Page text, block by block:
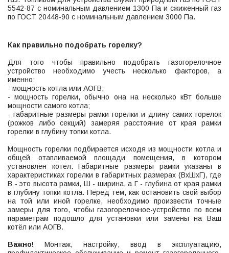
5542-87 с номинальным давлением 1300 Па и сжиженный газ
по ГОСТ 20448-90 с номинальным давлением 3000 Па.
Как правильно подобрать горелку?
Для того чтобы правильно подобрать газогорелочное
устройство необходимо учесть несколько факторов, а
именно:
- мощность котла или АОГВ;
- мощность горелки, обычно она на несколько кВт больше
мощности самого котла;
- габаритные размеры рамки горелки и длину самих горелок
(рожков либо секций) замеряя расстояние от края рамки
горелки в глубину топки котла.
Мощность горелки подбирается исходя из мощности котла и
общей отапливаемой площади помещения, в котором
установлен котёл. Габаритные размеры рамки указаны в
характеристиках горелки в габаритных размерах (ВхШхГ), где
В - это высота рамки, Ш - ширина, а Г - глубина от края рамки
в глубину топки котла. Перед тем, как остановить свой выбор
на той или иной горелке, необходимо произвести точные
замеры для того, чтобы газогорелочное-устройство по всем
параметрам подошло для установки или замены на Ваш
котёл или АОГВ.
Важно! Монтаж, настройку, ввод в эксплуатацию,